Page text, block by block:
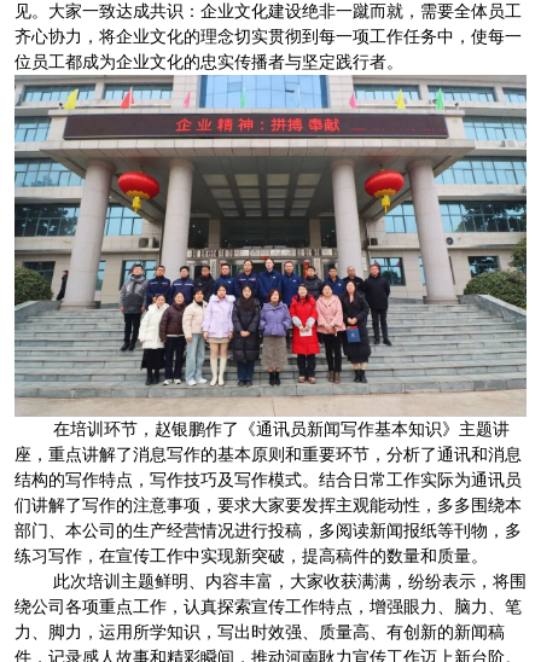
见。大家一致达成共识：企业文化建设绝非一蹴而就，需要全体员工
齐心协力，将企业文化的理念切实贯彻到每一项工作任务中，使每一
位员工都成为企业文化的忠实传播者与坚定践行者。
在培训环节，赵银鹏作了《通讯员新闻写作基本知识》主题讲
座，重点讲解了消息写作的基本原则和重要环节，分析了通讯和消息
结构的写作特点，写作技巧及写作模式。结合日常工作实际为通讯员
们讲解了写作的注意事项，要求大家要发挥主观能动性，多多围绕本
部门、本公司的生产经营情况进行投稿，多阅读新闻报纸等刊物，多
练习写作，在宣传工作中实现新突破，提高稿件的数量和质量。
此次培训主题鲜明、内容丰富，大家收获满满，纷纷表示，将围
绕公司各项重点工作，认真探索宣传工作特点，增强眼力、脑力、笔
力、脚力，运用所学知识，写出时效强、质量高、有创新的新闻稿
件，记录感人故事和精彩瞬间，推动河南耿力宣传工作迈上新台阶。